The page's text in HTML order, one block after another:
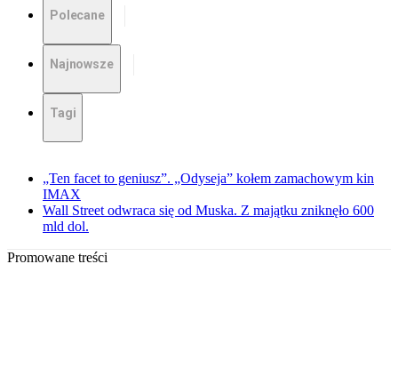
Polecane
Najnowsze
Tagi
„Ten facet to geniusz”. „Odyseja” kołem zamachowym kin
IMAX
Wall Street odwraca się od Muska. Z majątku zniknęło 600
mld dol.
Promowane treści